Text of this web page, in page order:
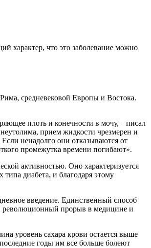
характер, что это заболевание можно
средневековой Европы и Востока.
плоть и конечности в мочу, – писал
прием жидкости чрезмерен и
ненадолго они отказываются от
промежутка времени погибают».
активностью. Оно характеризуется
диабета, и благодаря этому
введение. Единственный способ
революционный прорыв в медицине и
уровень сахара крови остается выше
годы им все больше болеют